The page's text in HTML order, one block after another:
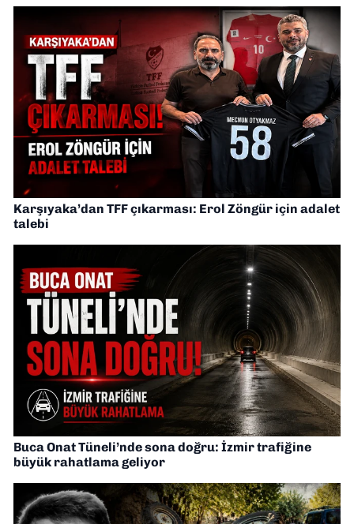
Karşıyaka’dan TFF çıkarması: Erol Zöngür için adalet
talebi
Buca Onat Tüneli’nde sona doğru: İzmir trafiğine
büyük rahatlama geliyor